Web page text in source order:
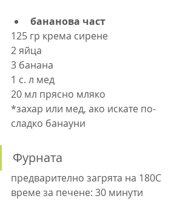
бананова част
125 гр крема сирене
2 яйца
3 банана
1 с. л мед
20 мл прясно мляко
*захар или мед, ако искате по-
сладко банауни
Фурната
предварително загрята на 180C
време за печене: 30 минути